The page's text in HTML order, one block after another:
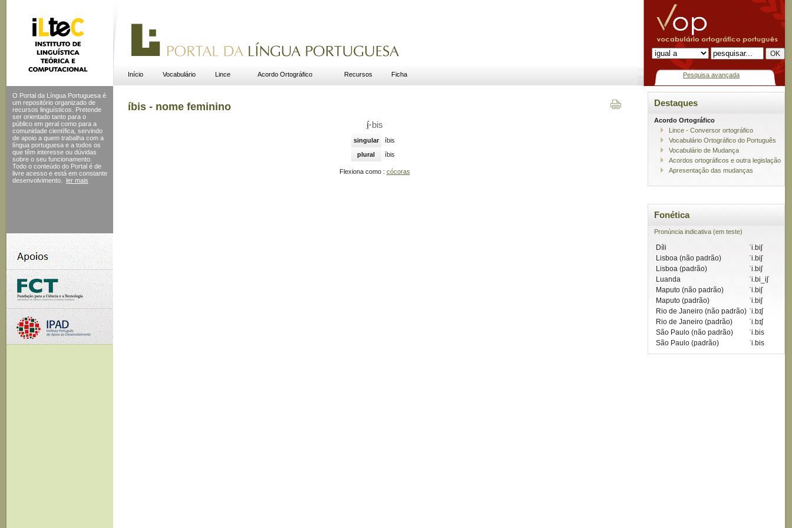
Início Vocabulário Lince Acordo Ortográfico Recursos Ficha Pesquisa avançada
O Portal da Língua Portuguesa é
um repositório organizado de
recursos linguísticos. Pretende
ser orientado tanto para o
público em geral como para a
comunidade científica, servindo
de apoio a quem trabalha com a
língua portuguesa e a todos os
que têm interesse ou dúvidas
sobre o seu funcionamento.
Todo o conteúdo do Portal é de
livre acesso e está em constante
desenvolvimento.
ler mais
íbis - nome feminino
í· bis
singular
íbis
plural
íbis
Flexiona como : cócoras
Destaques
Acordo Ortográfico
Lince - Conversor ortográfico
Vocabulário Ortográfico do Português
Vocabulário de Mudança
Acordos ortográficos e outra legislação
Apresentação das mudanças
Fonética
Pronúncia indicativa (em teste)
Díli
ˈi.biʃ
Lisboa (não padrão)
ˈi.biʃ
Lisboa (padrão)
ˈi.biʃ
Luanda
ˈi.bi_iʃ
Maputo (não padrão)
ˈi.biʃ
Maputo (padrão)
ˈi.biʃ
Rio de Janeiro (não padrão) ˈi.bɪʃ
Rio de Janeiro (padrão)
ˈi.bɪʃ
São Paulo (não padrão)
ˈi.bis
São Paulo (padrão)
ˈi.bis